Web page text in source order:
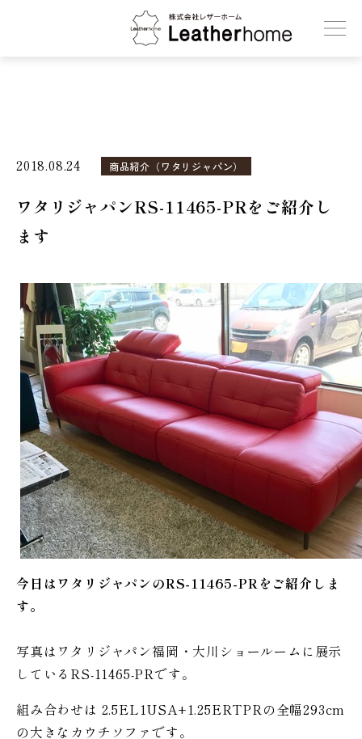
株式会社レザーホーム
2018.08.24 商品紹介（ワタリジャパン）
ワタリジャパンRS-11465-PRをご紹介し
ます
今日はワタリジャパンのRS-11465-PRをご紹介しま
す。
写真はワタリジャパン福岡・大川ショールームに展示
しているRS-11465-PRです。
組み合わせは 2.5EL1USA+1.25ERTPRの全幅293cm
の大きなカウチソファです。